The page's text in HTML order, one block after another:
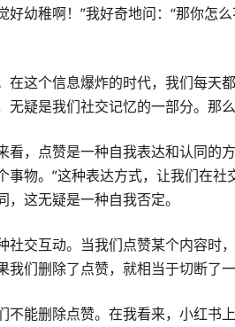
好幼稚啊！”我好奇地问：“那你怎
在这个信息爆炸的时代，我们每天
无疑是我们社交记忆的一部分。那
看，点赞是一种自我表达和认同的
事物。”这种表达方式，让我们在
这无疑是一种自我否定。
社交互动。当我们点赞某个内容时
我们删除了点赞，就相当于切断了
不能删除点赞。在我看来，小红书